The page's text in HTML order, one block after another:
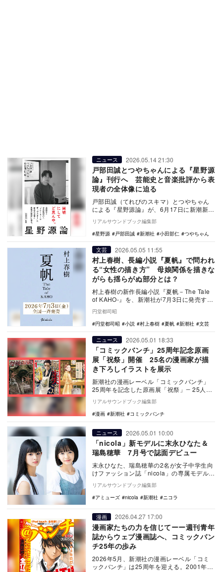
ニュース 2026.05.14 21:30
戸部田誠とつやちゃんによる『星野源
論』刊行へ 芸能史と音楽批評から表
現者の全体像に迫る
戸部田誠（てれびのスキマ）とつやちゃん
による『星野源論』が、6月17日に新潮新書
より刊行される。芸能史と音楽批評の両面
から、音楽…
リアルサウンドブック編集部
星野源
戸部田誠 新潮社 小田部仁 つやちゃん
文芸 2026.05.05 11:55
村上春樹、長編小説『夏帆』で問われ
る“女性の描き方” 母娘関係を描きな
がらも揺らがぬ部分とは？
村上春樹の新作長編小説『夏帆－The Tale
of KAHO-』を、新潮社が7月3日に発売する
円堂都司昭
円堂都司昭
小説 村上春樹 夏帆 新潮社 文芸
ニュース 2026.05.01 18:33
「コミックバンチ」25周年記念原画
展「祝祭」開催 25名の漫画家が描
き下ろしイラストを展示
新潮社の漫画レーベル「コミックバンチ」
25周年を記念した原画展「祝祭」― 25人の
漫画家が描く、バンチ25周年 ―（バンチ
展）が…
リアルサウンドブック編集部
漫画
新潮社 コミックバンチ
ニュース 2026.05.01 10:00
「nicola」新モデルに末永ひなた＆
瑞島穂華 7月号で誌面デビュー
末永ひなた、瑞島穂華の2名が女子中学生向
けファッション誌「nicola」の専属モデルに
加入。5月1日発売の7月号で誌面デビュー
す…
リアルサウンドブック編集部
アミューズ
nicola 新潮社 ニコラ
漫画 2026.04.27 17:00
漫画家たちの力を信じてーー週刊青年
誌からウェブ漫画誌へ、コミックバン
チ25年の歩み
2026年5月、新潮社の漫画レーベル「コミ
ックバンチ」は25周年を迎える。2001年の